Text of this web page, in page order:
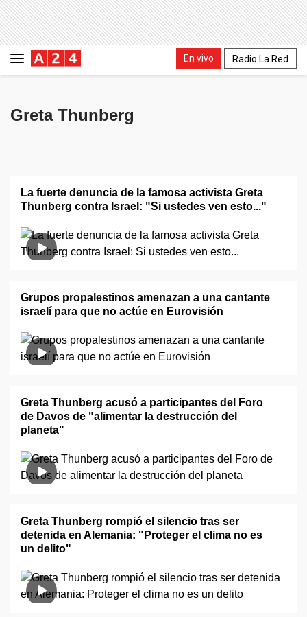
En vivo Radio La Red
Greta Thunberg
La fuerte denuncia de la famosa activista Greta
Thunberg contra Israel: "Si ustedes ven esto..."
Grupos propalestinos amenazan a una cantante
israelí para que no actúe en Eurovisión
Greta Thunberg acusó a participantes del Foro
de Davos de "alimentar la destrucción del
planeta"
Greta Thunberg rompió el silencio tras ser
detenida en Alemania: "Proteger el clima no es
un delito"